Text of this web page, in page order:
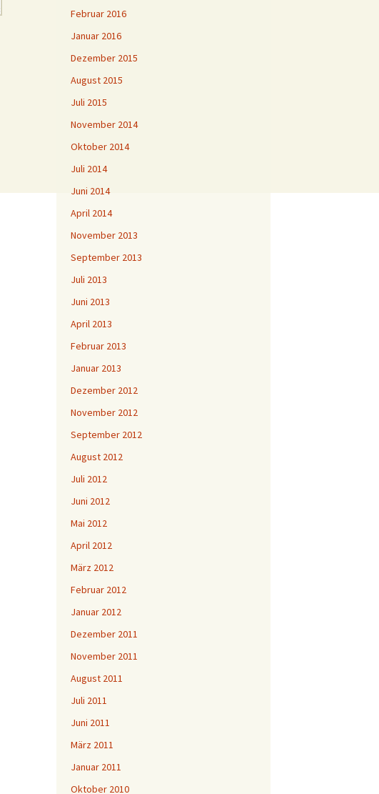
Februar 2016
Januar 2016
Dezember 2015
August 2015
Juli 2015
November 2014
Oktober 2014
Juli 2014
Juni 2014
April 2014
November 2013
September 2013
Juli 2013
Juni 2013
April 2013
Februar 2013
Januar 2013
Dezember 2012
November 2012
September 2012
August 2012
Juli 2012
Juni 2012
Mai 2012
April 2012
März 2012
Februar 2012
Januar 2012
Dezember 2011
November 2011
August 2011
Juli 2011
Juni 2011
März 2011
Januar 2011
Oktober 2010